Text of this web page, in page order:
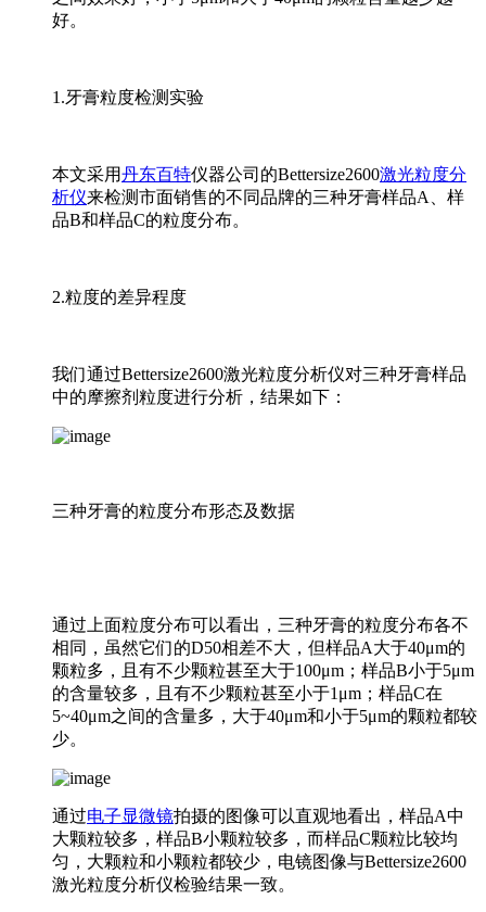
好。
1.牙膏粒度检测实验
本文采用丹东百特仪器公司的Bettersize2600激光粒度分
析仪来检测市面销售的不同品牌的三种牙膏样品A、样
品B和样品C的粒度分布。
2.粒度的差异程度
我们通过Bettersize2600激光粒度分析仪对三种牙膏样品
中的摩擦剂粒度进行分析，结果如下：
三种牙膏的粒度分布形态及数据
通过上面粒度分布可以看出，三种牙膏的粒度分布各不
相同，虽然它们的D50相差不大，但样品A大于40μm的
颗粒多，且有不少颗粒甚至大于100μm；样品B小于5μm
的含量较多，且有不少颗粒甚至小于1μm；样品C在
5~40μm之间的含量多，大于40μm和小于5μm的颗粒都较
少。
通过电子显微镜拍摄的图像可以直观地看出，样品A中
大颗粒较多，样品B小颗粒较多，而样品C颗粒比较均
匀，大颗粒和小颗粒都较少，电镜图像与Bettersize2600
激光粒度分析仪检验结果一致。